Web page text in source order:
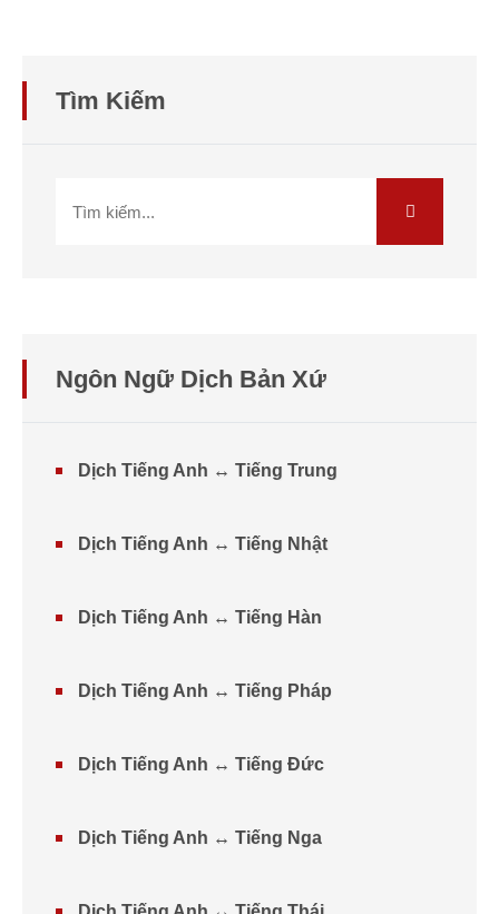
Tìm Kiếm
Ngôn Ngữ Dịch Bản Xứ
Dịch Tiếng Anh ↔ Tiếng Trung
Dịch Tiếng Anh ↔ Tiếng Nhật
Dịch Tiếng Anh ↔ Tiếng Hàn
Dịch Tiếng Anh ↔ Tiếng Pháp
Dịch Tiếng Anh ↔ Tiếng Đức
Dịch Tiếng Anh ↔ Tiếng Nga